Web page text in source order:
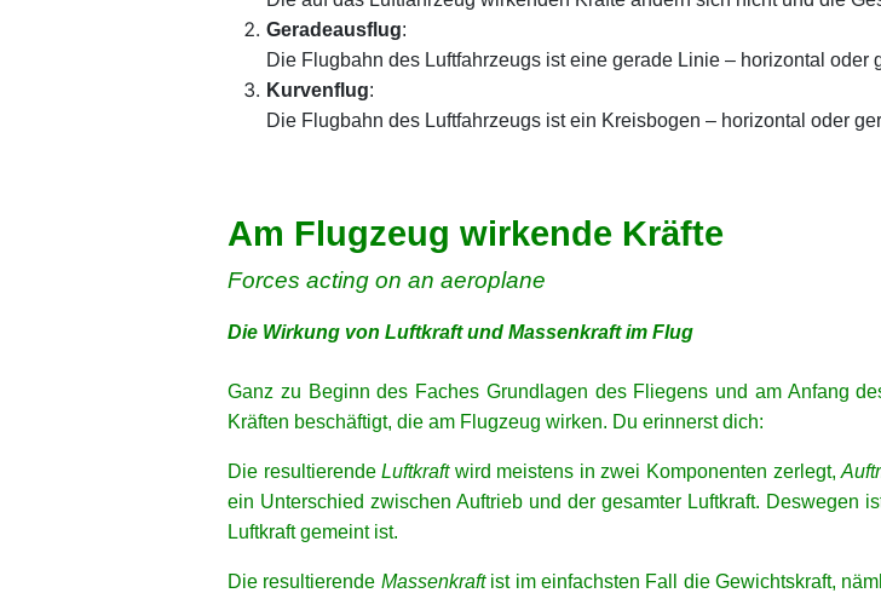
Geradeausflug:
Die Flugbahn des Luftfahrzeugs ist eine gerade Linie – horizontal oder
Kurvenflug:
Die Flugbahn des Luftfahrzeugs ist ein Kreisbogen – horizontal oder
Am Flugzeug wirkende Kräfte
Forces acting on an aeroplane
Die Wirkung von Luftkraft und Massenkraft im Flug
Ganz zu Beginn des Faches Grundlagen des Fliegens und am Anfang
Kräften beschäftigt, die am Flugzeug wirken. Du erinnerst dich:
Die resultierendeLuftkraftwird meistens in zwei Komponenten zerlegt,
ein Unterschied zwischen Auftrieb und der gesamter Luftkraft. Deswegen
Luftkraft gemeint ist.
Die resultierende Massenkraftist im einfachsten Fall die Gewichtskraft,